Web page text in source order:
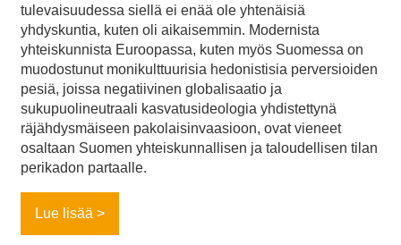
tulevaisuudessa siellä ei enää ole yhtenäisiä
yhdyskuntia, kuten oli aikaisemmin. Modernista
yhteiskunnista Euroopassa, kuten myös Suomessa on
muodostunut monikulttuurisia hedonistisia perversioiden
pesiä, joissa negatiivinen globalisaatio ja
sukupuolineutraali kasvatusideologia yhdistettynä
räjähdysmäiseen pakolaisinvaasioon, ovat vieneet
osaltaan Suomen yhteiskunnallisen ja taloudellisen tilan
perikadon partaalle.
Lue lisää